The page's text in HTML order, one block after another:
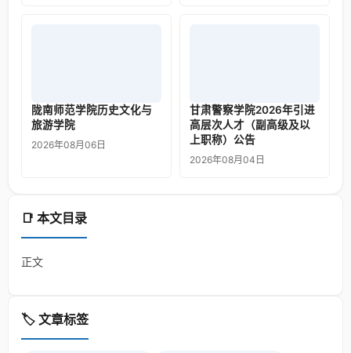
📑 本文目录
正文
🏷️ 文章标签
陇南师范学院历史文化与
旅游学院
2026年08月06日
甘肃警察学院2026年引进
高层次人才（副高级及以
上职称）公告
2026年08月04日